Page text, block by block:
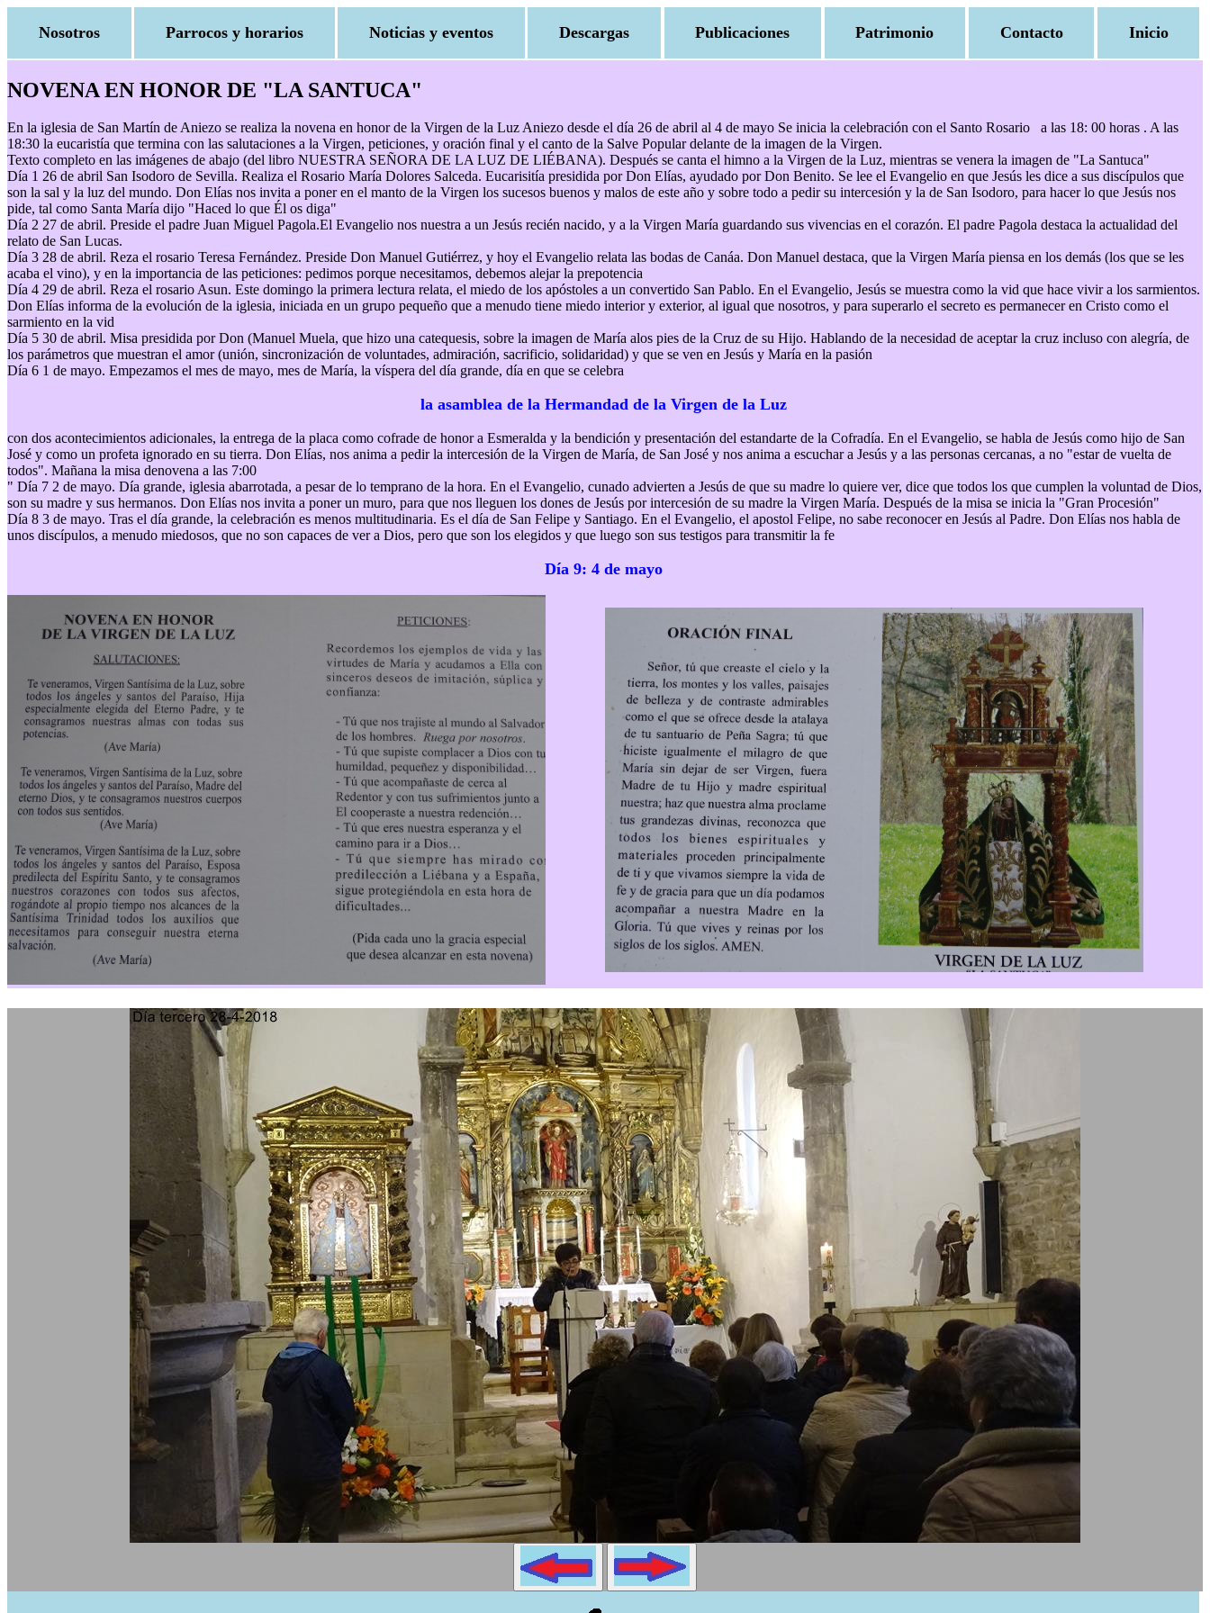
Nosotros Parrocos y horarios Noticias y eventos Descargas Publicaciones Patrimonio Contacto Inicio
NOVENA EN HONOR DE "LA SANTUCA"
En la iglesia de San Martín de Aniezo se realiza la novena en honor de la Virgen de la Luz Aniezo desde el día 26 de abril al 4 de mayo Se inicia la celebración con el Santo Rosario a las 18: 00 horas . A las
18:30 la eucaristía que termina con las salutaciones a la Virgen, peticiones, y oración final y el canto de la Salve Popular delante de la imagen de la Virgen.
Texto completo en las imágenes de abajo (del libro NUESTRA SEÑORA DE LA LUZ DE LIÉBANA). Después se canta el himno a la Virgen de la Luz, mientras se venera la imagen de "La Santuca"
Día 1 26 de abril San Isodoro de Sevilla. Realiza el Rosario María Dolores Salceda. Eucarisitía presidida por Don Elías, ayudado por Don Benito. Se lee el Evangelio en que Jesús les dice a sus discípulos que
son la sal y la luz del mundo. Don Elías nos invita a poner en el manto de la Virgen los sucesos buenos y malos de este año y sobre todo a pedir su intercesión y la de San Isodoro, para hacer lo que Jesús nos
pide, tal como Santa María dijo "Haced lo que Él os diga"
Día 2 27 de abril. Preside el padre Juan Miguel Pagola.El Evangelio nos nuestra a un Jesús recién nacido, y a la Virgen María guardando sus vivencias en el corazón. El padre Pagola destaca la actualidad del
relato de San Lucas.
Día 3 28 de abril. Reza el rosario Teresa Fernández. Preside Don Manuel Gutiérrez, y hoy el Evangelio relata las bodas de Canáa. Don Manuel destaca, que la Virgen María piensa en los demás (los que se les
acaba el vino), y en la importancia de las peticiones: pedimos porque necesitamos, debemos alejar la prepotencia
Día 4 29 de abril. Reza el rosario Asun. Este domingo la primera lectura relata, el miedo de los apóstoles a un convertido San Pablo. En el Evangelio, Jesús se muestra como la vid que hace vivir a los sarmientos.
Don Elías informa de la evolución de la iglesia, iniciada en un grupo pequeño que a menudo tiene miedo interior y exterior, al igual que nosotros, y para superarlo el secreto es permanecer en Cristo como el
sarmiento en la vid
Día 5 30 de abril. Misa presidida por Don (Manuel Muela, que hizo una catequesis, sobre la imagen de María alos pies de la Cruz de su Hijo. Hablando de la necesidad de aceptar la cruz incluso con alegría, de
los parámetros que muestran el amor (unión, sincronización de voluntades, admiración, sacrificio, solidaridad) y que se ven en Jesús y María en la pasión
Día 6 1 de mayo. Empezamos el mes de mayo, mes de María, la víspera del día grande, día en que se celebra
la asamblea de la Hermandad de la Virgen de la Luz
con dos acontecimientos adicionales, la entrega de la placa como cofrade de honor a Esmeralda y la bendición y presentación del estandarte de la Cofradía. En el Evangelio, se habla de Jesús como hijo de San
José y como un profeta ignorado en su tierra. Don Elías, nos anima a pedir la intercesión de la Virgen de María, de San José y nos anima a escuchar a Jesús y a las personas cercanas, a no "estar de vuelta de
todos". Mañana la misa denovena a las 7:00
" Día 7 2 de mayo. Día grande, iglesia abarrotada, a pesar de lo temprano de la hora. En el Evangelio, cunado advierten a Jesús de que su madre lo quiere ver, dice que todos los que cumplen la voluntad de Dios,
son su madre y sus hermanos. Don Elías nos invita a poner un muro, para que nos lleguen los dones de Jesús por intercesión de su madre la Virgen María. Después de la misa se inicia la "Gran Procesión"
Día 8 3 de mayo. Tras el día grande, la celebración es menos multitudinaria. Es el día de San Felipe y Santiago. En el Evangelio, el apostol Felipe, no sabe reconocer en Jesús al Padre. Don Elías nos habla de
unos discípulos, a menudo miedosos, que no son capaces de ver a Dios, pero que son los elegidos y que luego son sus testigos para transmitir la fe
Día 9: 4 de mayo